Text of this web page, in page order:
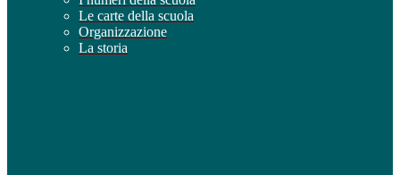
Le carte della scuola
Organizzazione
La storia